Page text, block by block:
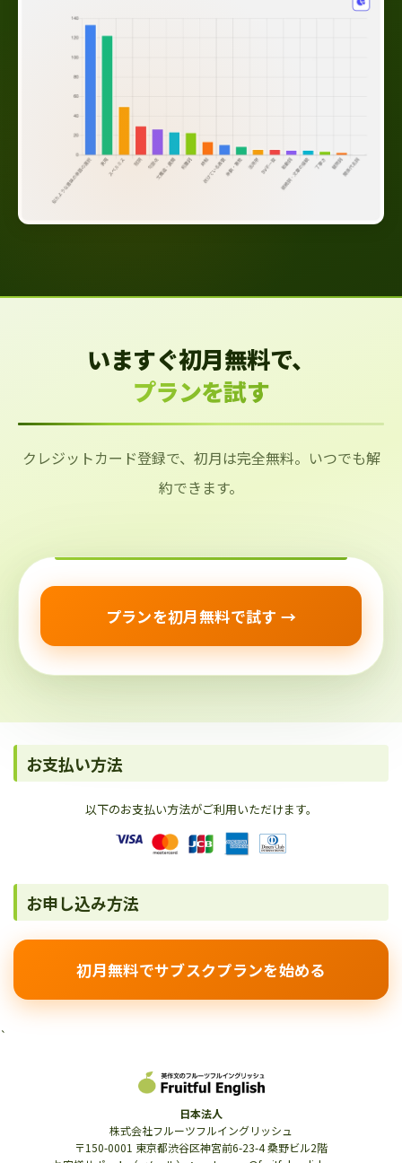
いますぐ初月無料で、
プランを試す
クレジットカード登録で、初月は完全無料。いつでも解
約できます。
プランを初月無料で試す →
お支払い方法
以下のお支払い方法がご利用いただけます。
お申し込み方法
初月無料でサブスクプランを始める
`
日本法人
株式会社フルーツフルイングリッシュ
〒150-0001 東京都渋谷区神宮前6-23-4 桑野ビル2階